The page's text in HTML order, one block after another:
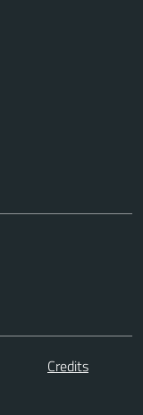
Credits